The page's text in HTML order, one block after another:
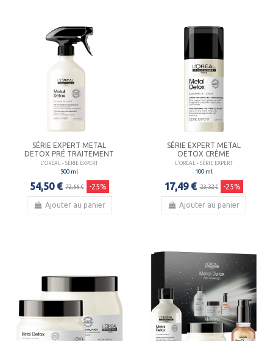
SÉRIE EXPERT METAL
DETOX PRÉ TRAITEMENT
L'ORÉAL - SÉRIE EXPERT
500 ml
54,50 € 72,66 € -25%
Ajouter au panier
SÉRIE EXPERT METAL
DETOX CRÈME
L'ORÉAL - SÉRIE EXPERT
100 ml
17,49 € 23,32 € -25%
Ajouter au panier